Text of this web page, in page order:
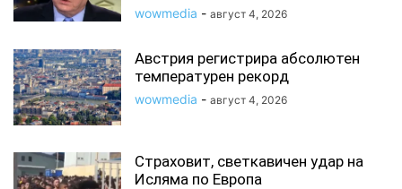
wowmedia - август 4, 2026
Австрия регистрира абсолютен
температурен рекорд
wowmedia - август 4, 2026
Страховит, светкавичен удар на
Исляма по Европа